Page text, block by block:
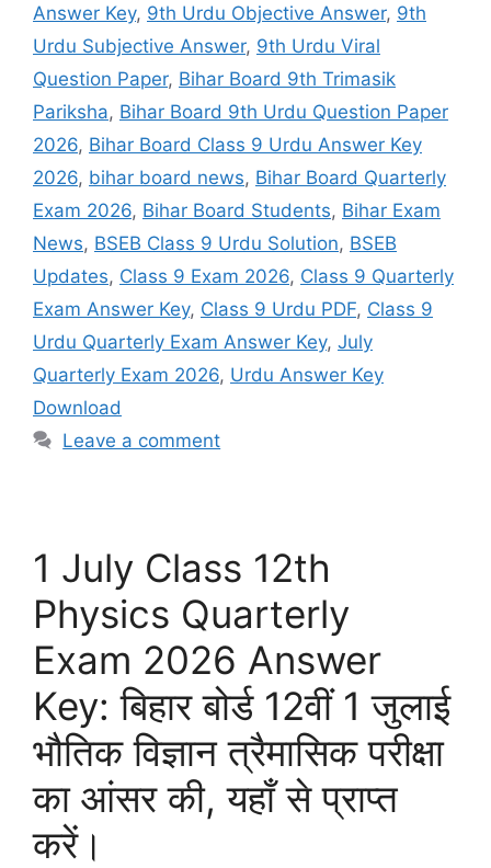
Answer Key, 9th Urdu Objective Answer, 9th
Urdu Subjective Answer, 9th Urdu Viral
Question Paper, Bihar Board 9th Trimasik
Pariksha, Bihar Board 9th Urdu Question Paper
2026, Bihar Board Class 9 Urdu Answer Key
2026, bihar board news, Bihar Board Quarterly
Exam 2026, Bihar Board Students, Bihar Exam
News, BSEB Class 9 Urdu Solution, BSEB
Updates, Class 9 Exam 2026, Class 9 Quarterly
Exam Answer Key, Class 9 Urdu PDF, Class 9
Urdu Quarterly Exam Answer Key, July
Quarterly Exam 2026, Urdu Answer Key
Download
Leave a comment
1 July Class 12th
Physics Quarterly
Exam 2026 Answer
Key: बिहार बोर्ड 12वीं 1 जुलाई
भौतिक विज्ञान त्रैमासिक परीक्षा
का आंसर की, यहाँ से प्राप्त
करें।